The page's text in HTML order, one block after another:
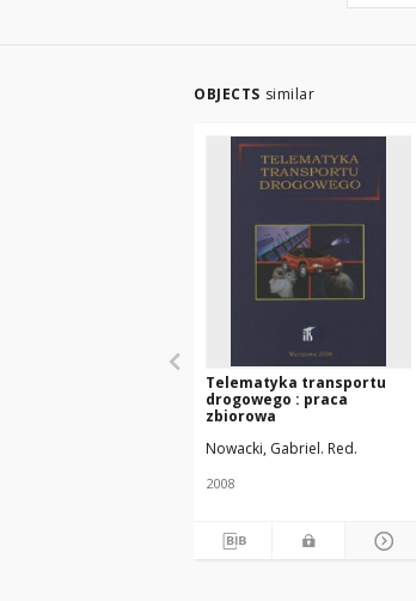
OBJECTS similar
Telematyka transportu
drogowego : praca
zbiorowa
Nowacki, Gabriel. Red.
2008